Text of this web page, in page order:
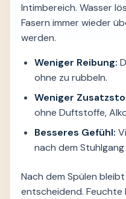
Intimbereich. Wasser
Fasern immer wieder
werden.
Weniger Reibung:
ohne zu rubbeln.
Weniger
ohne Duftstoffe,
Besseres Gefühl:
nach dem
Nach dem Spülen
entscheidend. Feuchte